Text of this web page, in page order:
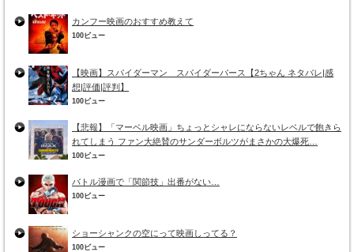
カンフー映画のおすすめ教えて
100ビュー
【映画】スパイダーマン スパイダーバース【2ちゃん ネタバレ|感
想|評価|評判】
100ビュー
【悲報】「マーベル映画」ちょっとシャレにならないレベルで飽きら
れてしまう ファン大絶賛のサンダーボルツがまさかの大爆死…
100ビュー
バトル漫画で「関節技」出番がない…
100ビュー
ショーシャンクの空にって映画しってる？
100ビュー